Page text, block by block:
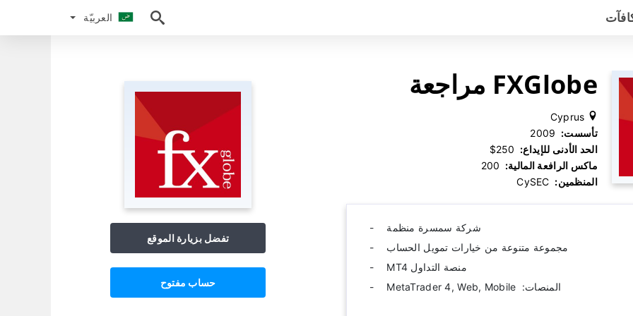
العربيّة
FXGlobe مراجعة
تأسست:
الحد الأدنى للإيداع:
ماكس الرافعة المالية:
المنظمين:
شركة سمسرة منظمة
مجموعة متنوعة من خيارات تمويل الحساب
منصة التداول MT4
المنصات: ‫ MetaTrader 4, Web, Mobile
تفضل بزيارة الموقع
حساب مفتوح